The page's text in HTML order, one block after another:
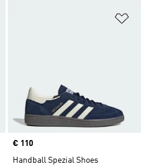
Προσθήκη στη Λίστα Επιθυμιών
Price
€ 110
Handball Spezial Shoes